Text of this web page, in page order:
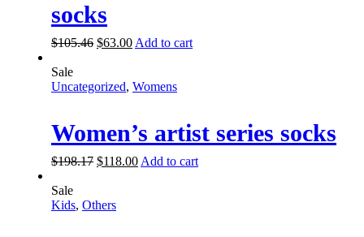
socks
$105.46 $63.00 Add to cart
Sale
Uncategorized, Womens
Women’s artist series socks
$198.17 $118.00 Add to cart
Sale
Kids, Others